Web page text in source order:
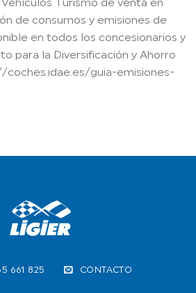
Turismo de venta en
de consumos y emisiones de
en todos los concesionarios y
para la Diversificación y Ahorro
coches.idae.es/guia-emisiones-
661 825 CONTACTO